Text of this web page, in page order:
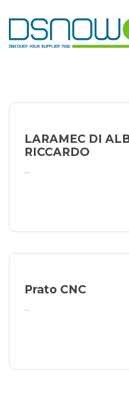
to
content
LARAMEC DI
RICCARDO
...
Prato CNC
...